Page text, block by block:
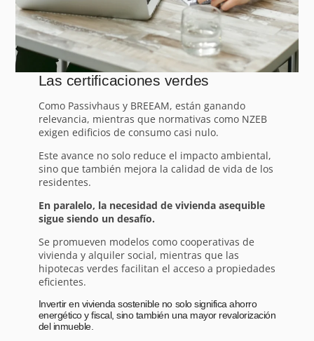
Las certificaciones verdes
Como Passivhaus y BREEAM, están ganando
relevancia, mientras que normativas como NZEB
exigen edificios de consumo casi nulo.
Este avance no solo reduce el impacto ambiental,
sino que también mejora la calidad de vida de los
residentes.
En paralelo, la necesidad de vivienda asequible
sigue siendo un desafío.
Se promueven modelos como cooperativas de
vivienda y alquiler social, mientras que las
hipotecas verdes facilitan el acceso a propiedades
eficientes.
Invertir en vivienda sostenible no solo significa ahorro
energético y fiscal, sino también una mayor revalorización
del inmueble.